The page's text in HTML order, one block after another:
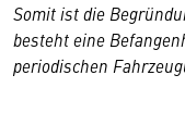
Somit ist die
besteht eine
periodischen